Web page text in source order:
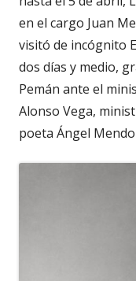
en el cargo Juan
visitó de incógnito
dos días y medio,
Pemán ante el
Alonso Vega,
poeta Ángel